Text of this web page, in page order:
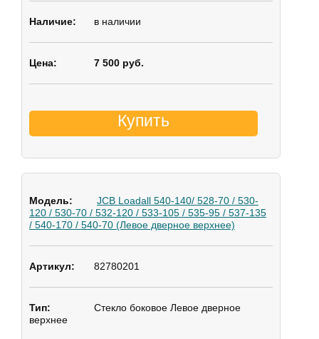
в наличии
7 500 руб.
Купить
JCB Loadall 540-140/ 528-70 / 530-
120 / 530-70 / 532-120 / 533-105 / 535-95 / 537-135
/ 540-170 / 540-70 (Левое дверное верхнее)
82780201
Стекло боковое Левое дверное
верхнее